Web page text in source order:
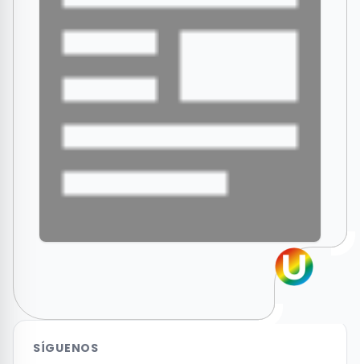
SÍGUENOS